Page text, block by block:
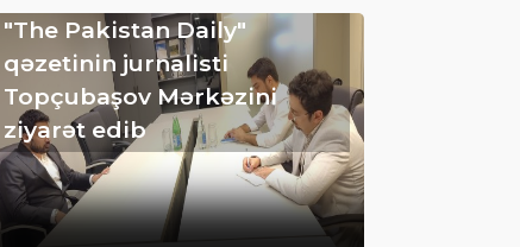
"The Pakistan Daily"
qəzetinin jurnalisti
Topçubaşov Mərkəzini
ziyarət edib